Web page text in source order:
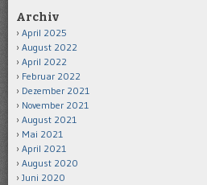
Archiv
April 2025
August 2022
April 2022
Februar 2022
Dezember 2021
November 2021
August 2021
Mai 2021
April 2021
August 2020
Juni 2020